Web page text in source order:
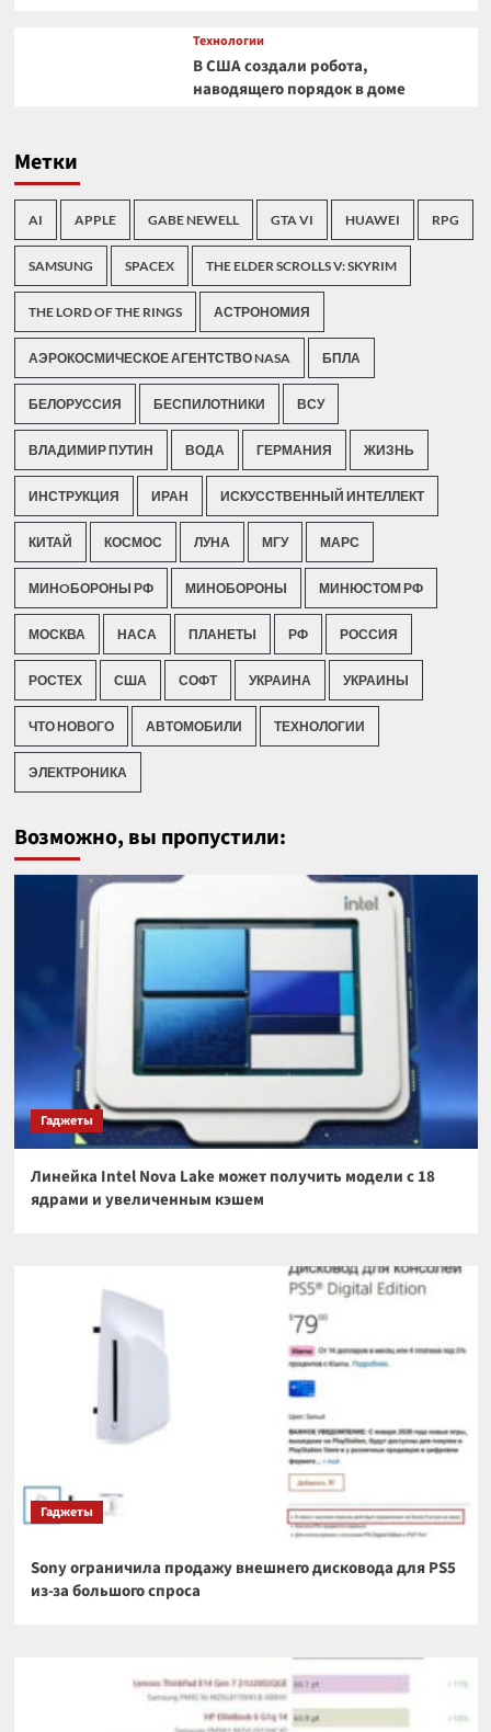
Технологии
В США создали робота,
наводящего порядок в доме
Метки
AI APPLE GABE NEWELL GTA VI HUAWEI RPG
SAMSUNG SPACEX THE ELDER SCROLLS V: SKYRIM
THE LORD OF THE RINGS АСТРОНОМИЯ
АЭРОКОСМИЧЕСКОЕ АГЕНТСТВО NASA БПЛА
БЕЛОРУССИЯ БЕСПИЛОТНИКИ ВСУ
ВЛАДИМИР ПУТИН ВОДА ГЕРМАНИЯ ЖИЗНЬ
ИНСТРУКЦИЯ ИРАН ИСКУССТВЕННЫЙ ИНТЕЛЛЕКТ
КИТАЙ КОСМОС ЛУНА МГУ МАРС
МИНOБОРОНЫ РФ МИНОБОРОНЫ МИНЮСТОМ РФ
МОСКВА НАСА ПЛАНЕТЫ РФ РОССИЯ
РОСТЕХ США СОФТ УКРАИНА УКРАИНЫ
ЧТО НОВОГО АВТОМОБИЛИ ТЕХНОЛОГИИ
ЭЛЕКТРОНИКА
Возможно, вы пропустили:
Гаджеты
Линейка Intel Nova Lake может получить модели с 18
ядрами и увеличенным кэшем
Гаджеты
Sony ограничила продажу внешнего дисковода для PS5
из-за большого спроса